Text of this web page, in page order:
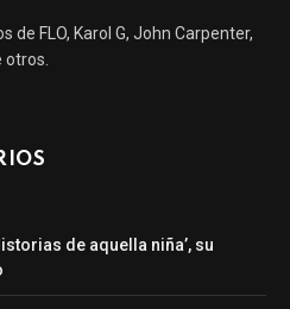
de FLO, Karol G, John Carpenter,
otros.
de aquella niña’, su